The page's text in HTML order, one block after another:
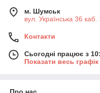
м. Шумськ
вул. Українська 36
Контакти
Сьогодні працює з
Показати весь